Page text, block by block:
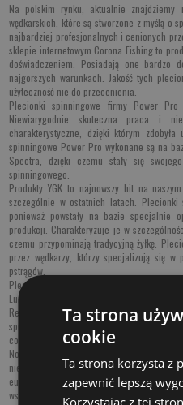
Na polskim rynku, aktualnie znajdziemy
wędkarskich, które są stworzone z myślą o
najbardziej profesjonalnych i cenionych
sklepie internetowym Corona Fishingto
doświadczeniem. Posiadają one bardzo
najgorszych warunkach. Jakość tych
użyteczność nie do przecenienia.
Plecionki spinningowe firmy Power Pro
Niewiarygodnie skuteczna praca i
charakterystyczne, dzięki którym
spinningowe Power Pro wykonane są na
Spectra, dzięki czemu stały się
spinningowego.
Produkty YGK to najnowszy hit na
szczególnie w ostatnich latach. Plecionki
ponieważ powstały na bazie specjalnie
produkcji. Charakteryzuje je w
czemu przypominają tradycyjną żyłkę.
przez wędkarzy, którzy specjalizują się
pstrągów.
Plecionki spinningowe Power Strike
Europie zasłynęły przede wszystkim
Rewelacyjna amerykańska jakość tych
sprawdza się nawet w najtrudniejszych
co najmniej kilka sezonów.
Nowością na polskim rynku są
nieco zmieniają postrzeganie
europejskich sklepach. Firma JMC broni
wszystkim rewelacyjnym stosunkiem ceny do
Ta strona
cookie
Ta strona korzysta z
zapewnić lepszą
Korzystając z tej